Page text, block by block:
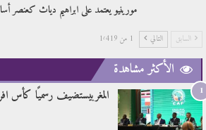
مورينيو يعتمد على ابراهيم دياث كعنصر
السابق التالي 1 من 1٬419
الأكثر مشاهدة
1 المغربيستضيف رسميًا كأس